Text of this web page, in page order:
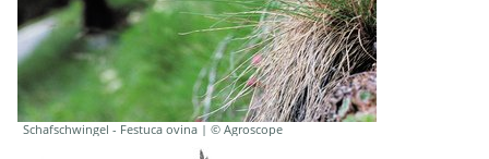
Schafschwingel - Festuca ovina | © Agroscope